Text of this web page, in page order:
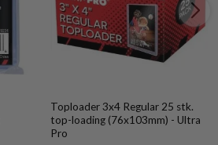
Toploader 3x4 Regular 25 stk.
top-loading (76x103mm) - Ultra
Pro